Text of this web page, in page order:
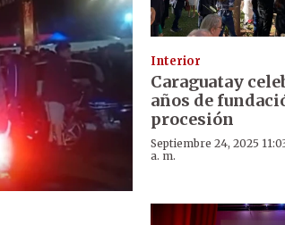
Interior
Caraguatay
años de
procesión
Septiembre 24, 2025
a. m.